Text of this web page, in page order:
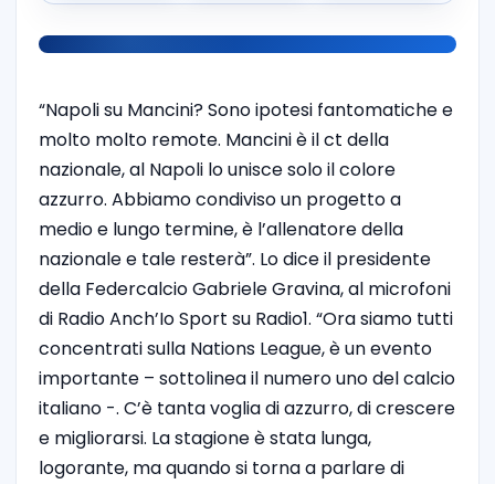
“Napoli su Mancini? Sono ipotesi fantomatiche e
molto molto remote. Mancini è il ct della
nazionale, al Napoli lo unisce solo il colore
azzurro. Abbiamo condiviso un progetto a
medio e lungo termine, è l’allenatore della
nazionale e tale resterà”. Lo dice il presidente
della Federcalcio Gabriele Gravina, al microfoni
di Radio Anch’Io Sport su Radio1. “Ora siamo tutti
concentrati sulla Nations League, è un evento
importante – sottolinea il numero uno del calcio
italiano -. C’è tanta voglia di azzurro, di crescere
e migliorarsi. La stagione è stata lunga,
logorante, ma quando si torna a parlare di